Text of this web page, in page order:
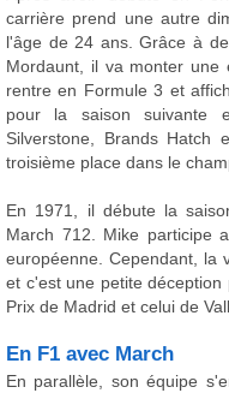
carrière prend une autre
l'âge de 24 ans. Grâce à
Mordaunt, il va monter
rentre en Formule 3 et
pour la saison suivante
Silverstone, Brands Hatch
troisième place dans le
En 1971, il débute la
March 712. Mike participe
européenne. Cependant, la
et c'est une petite
Prix de Madrid et celui de
En F1 avec March
En parallèle, son équipe